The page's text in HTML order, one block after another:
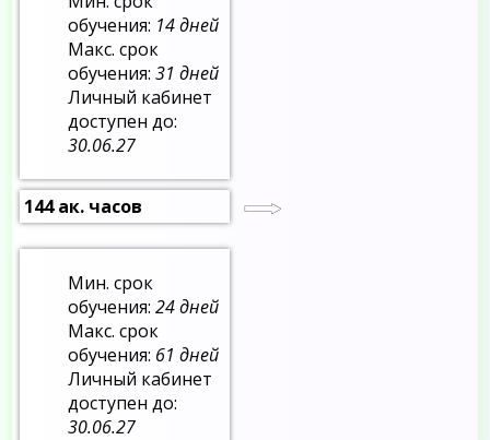
обучения: 14 дней
Макс. срок
обучения:31 дней
Личный кабинет
доступен до:
30.06.27
144 ак. часов
Мин. срок
обучения:24 дней
Макс. срок
обучения: 61 дней
Личный кабинет
доступен до:
30.06.27